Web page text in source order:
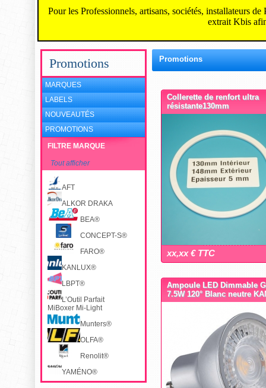
Pour les Professionnels, artisans, sociétés, installateurs
extrait Kbis
Promotions
MARQUES
LABELS
NOUVEAUTÉS
PROMOTIONS
FILTRE MARQUE
Tout afficher
AFT
ALKOR DRAKA
BEA®
CONCEPT-S®
FARO®
KANLUX®
LBPT®
L’Outil Parfait
MiBoxer Mi-Light
Munters®
OLFA®
Renolit®
YAMÉNO®
Promotions
Collerette de renfort ultra
résistante130mm
xx,xx € TTC
Ampoule LED Dimmable
7.5W 120° Blanc neutre